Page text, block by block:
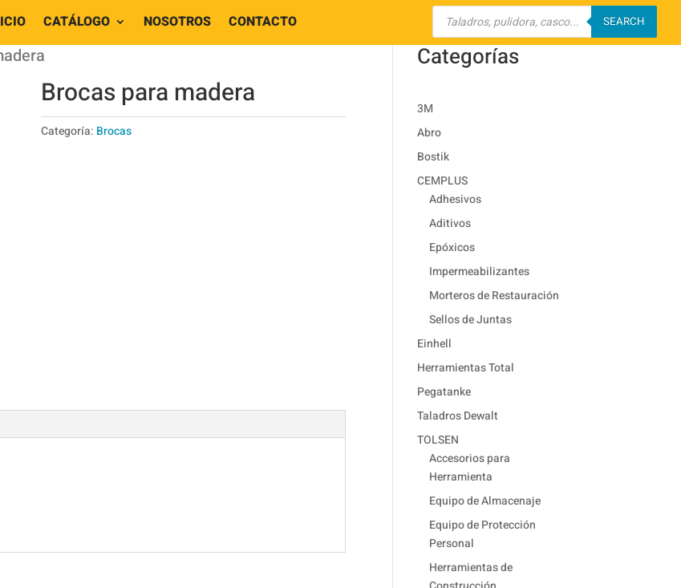
CATÁLOGO NOSOTROS CONTACTO
Búsqueda
productos
SEARCH
Brocas para madera
Categoría: Brocas
Categorías
3M
Abro
Bostik
CEMPLUS
Adhesivos
Aditivos
Epóxicos
Impermeabilizantes
Morteros de Restauración
Sellos de Juntas
Einhell
Herramientas Total
Pegatanke
Taladros Dewalt
TOLSEN
Accesorios para
Herramienta
Equipo de Almacenaje
Equipo de Protección
Personal
Herramientas de